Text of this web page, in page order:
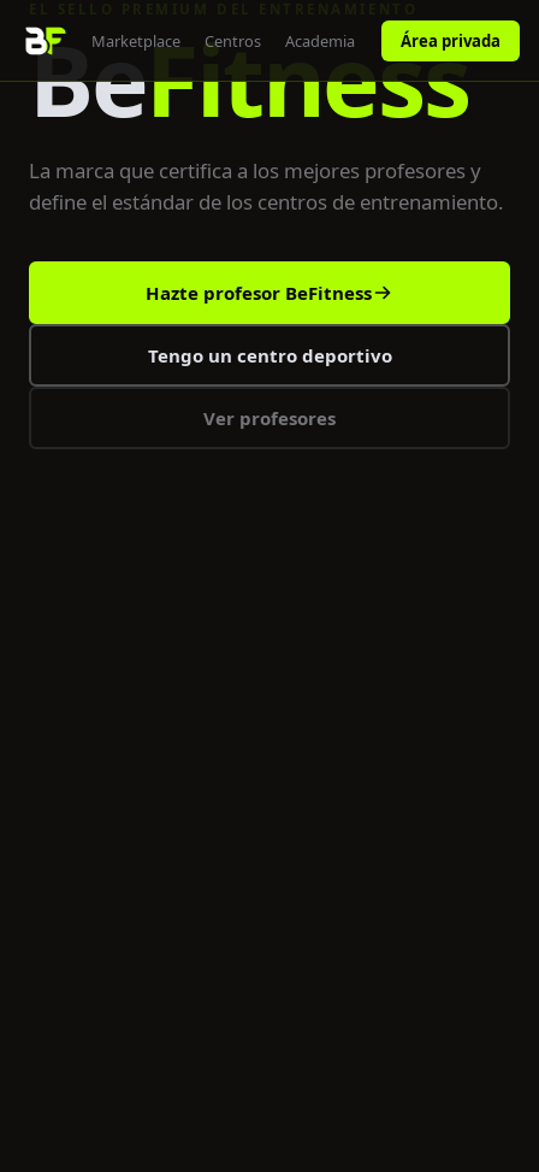
Marketplace Centros Academia Área privada
BeFitness
La marca que certifica a los mejores profesores y
define el estándar de los centros de entrenamiento.
Hazte profesor BeFitness
Tengo un centro deportivo
Ver profesores